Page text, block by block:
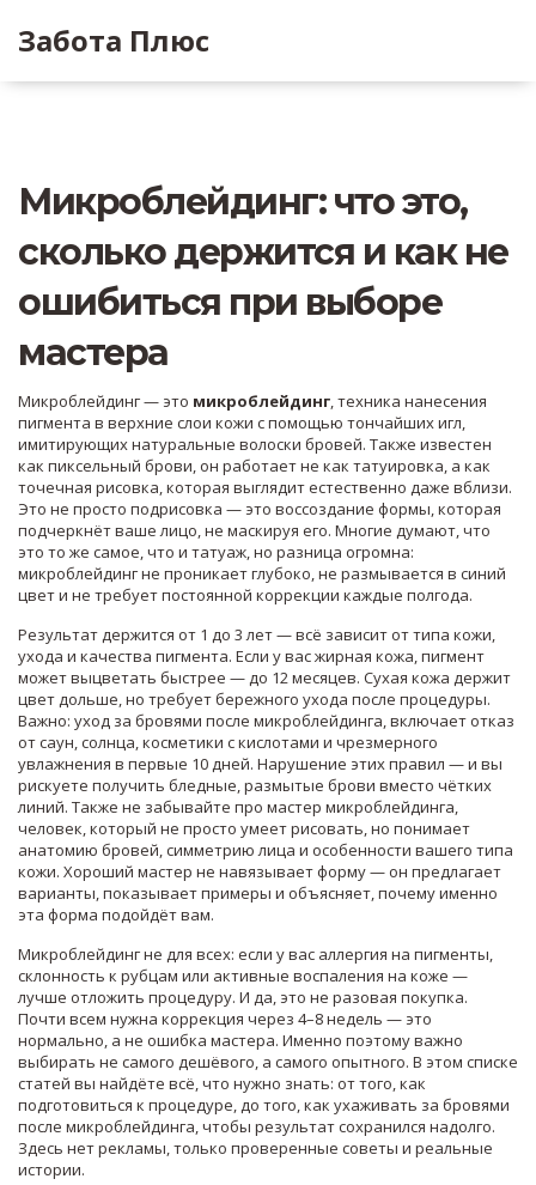
Забота Плюс
Микроблейдинг: что это,
сколько держится и как не
ошибиться при выборе
мастера
Микроблейдинг — это микроблейдинг,техника нанесения
пигмента в верхние слои кожи с помощью тончайших игл,
имитирующих натуральные волоски бровей. Также известен
как пиксельный брови, он работает не как татуировка, а как
точечная рисовка, которая выглядит естественно даже вблизи.
Это не просто подрисовка — это воссоздание формы, которая
подчеркнёт ваше лицо, не маскируя его. Многие думают, что
это то же самое, что и татуаж, но разница огромна:
микроблейдинг не проникает глубоко, не размывается в синий
цвет и не требует постоянной коррекции каждые полгода.
Результат держится от 1 до 3 лет — всё зависит от типа кожи,
ухода и качества пигмента. Если у вас жирная кожа, пигмент
может выцветать быстрее — до 12 месяцев. Сухая кожа держит
цвет дольше, но требует бережного ухода после процедуры.
Важно: уход за бровями после микроблейдинга,включает отказ
от саун, солнца, косметики с кислотами и чрезмерного
увлажнения в первые 10 дней. Нарушение этих правил — и вы
рискуете получить бледные, размытые брови вместо чётких
линий. Также не забывайте про мастер микроблейдинга,
человек, который не просто умеет рисовать, но понимает
анатомию бровей, симметрию лица и особенности вашего типа
кожи. Хороший мастер не навязывает форму — он предлагает
варианты, показывает примеры и объясняет, почему именно
эта форма подойдёт вам.
Микроблейдинг не для всех: если у вас аллергия на пигменты,
склонность к рубцам или активные воспаления на коже —
лучше отложить процедуру. И да, это не разовая покупка.
Почти всем нужна коррекция через 4–8 недель — это
нормально, а не ошибка мастера. Именно поэтому важно
выбирать не самого дешёвого, а самого опытного. В этом списке
статей вы найдёте всё, что нужно знать: от того, как
подготовиться к процедуре, до того, как ухаживать за бровями
после микроблейдинга, чтобы результат сохранился надолго.
Здесь нет рекламы, только проверенные советы и реальные
истории.